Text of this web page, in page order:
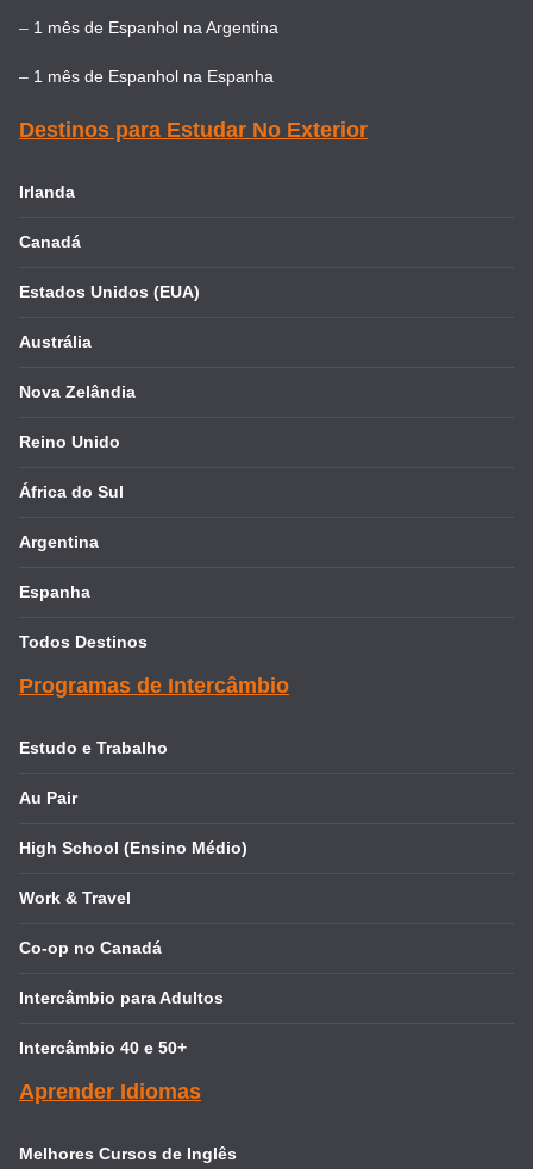
– 1 mês de Espanhol na Argentina
– 1 mês de Espanhol na Espanha
Destinos para Estudar No Exterior
Irlanda
Canadá
Estados Unidos (EUA)
Austrália
Nova Zelândia
Reino Unido
África do Sul
Argentina
Espanha
Todos Destinos
Programas de Intercâmbio
Estudo e Trabalho
Au Pair
High School (Ensino Médio)
Work & Travel
Co-op no Canadá
Intercâmbio para Adultos
Intercâmbio 40 e 50+
Aprender Idiomas
Melhores Cursos de Inglês